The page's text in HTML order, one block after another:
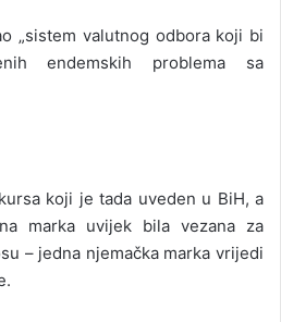
„sistem valutnog odbora koji bi
endemskih problema sa
koji je tada uveden u BiH, a
marka uvijek bila vezana za
– jedna njemačka marka vrijedi